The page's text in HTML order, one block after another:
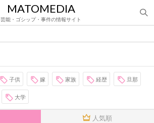
MATOMEDIA
芸能・ゴシップ・事件の情報サイト
子供 嫁 家族 経歴 旦那
大学
人気順